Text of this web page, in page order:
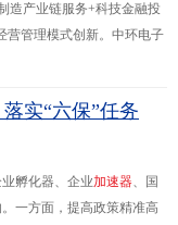
造产业链服务+科技金融投
管理模式创新。中环电子
行技术合作，促进技术创
长至壮大所需的空间、资
10~15家智能硬件类创业项
实“六保”任务
孵化器、企业加速器、国
一方面，提高政策精准高